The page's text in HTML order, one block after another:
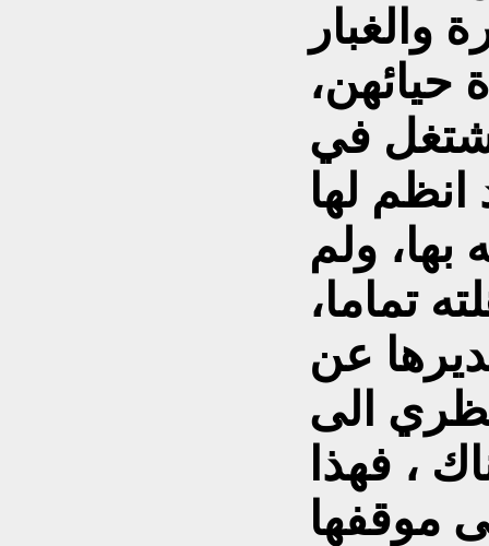
حيائهن،
في
لها
بها، ولم
تماما،
عن
الى
، فهذا
موقفها